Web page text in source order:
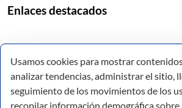
Enlaces destacados
Usamos cookies para mostrar
analizar tendencias, administrar el sitio,
seguimiento de los movimientos de los
recopilar información demográfica sobre